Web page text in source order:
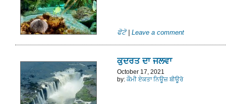
ਫੋਟੋ Leave a comment
ਕੁਦਰਤ ਦਾ ਜਲਵਾ
October 17, 2021
by: ਕੌਮੀ ਏਕਤਾ ਨਿਊਜ਼ ਬੀਊਰੋ